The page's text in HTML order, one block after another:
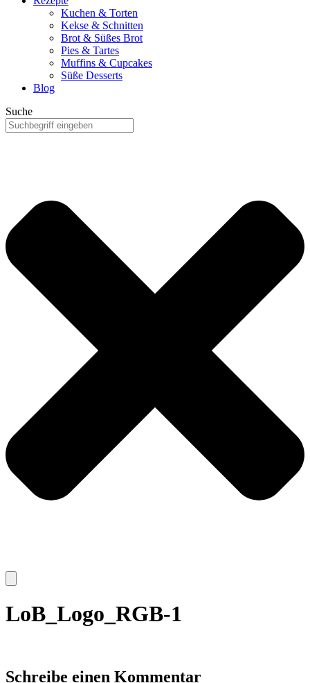
Kuchen & Torten
Kekse & Schnitten
Brot & Süßes Brot
Pies & Tartes
Muffins & Cupcakes
Süße Desserts
Blog
Suche
LoB_Logo_RGB-1
Schreibe einen Kommentar